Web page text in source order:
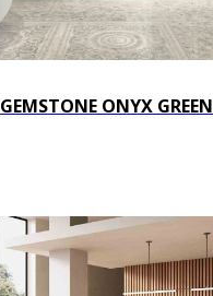
GEMSTONE ONYX GREEN